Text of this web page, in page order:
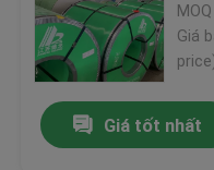
Giá
Giá tốt nhất